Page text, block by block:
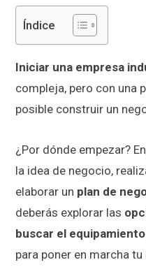
Índice
Iniciar una empresa
compleja, pero con una
posible construir un
¿Por dónde empezar?
la idea de negocio,
elaborar un plan de
deberás explorar las
buscar el
para poner en marcha